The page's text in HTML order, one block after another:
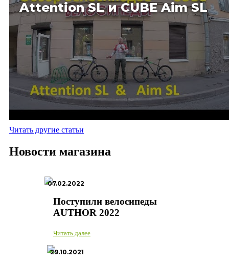
Attention SL и CUBE Aim SL
Читать другие статьи
Новости магазина
07.02.2022
Поступили велосипеды
AUTHOR 2022
Читать далее
29.10.2021